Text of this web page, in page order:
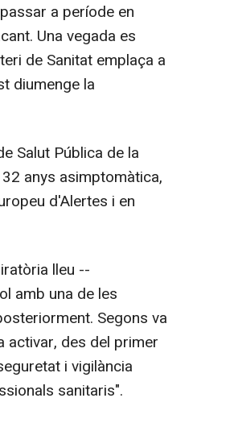
a període en
Una vegada es
de Sanitat emplaça a
diumenge la
Salut Pública de la
anys asimptomàtica,
d'Alertes i en
lleu --
amb una de les
Segons va
activar, des del primer
i vigilància
sanitaris".